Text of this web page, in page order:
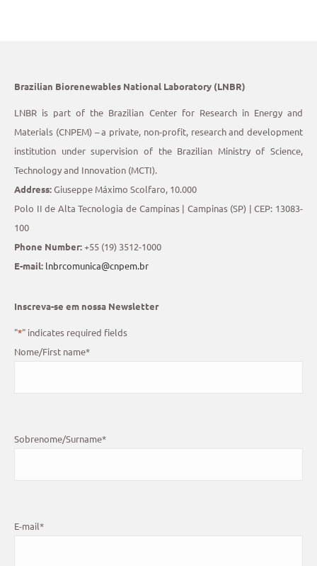
Brazilian Biorenewables National Laboratory (LNBR)
LNBR is part of the Brazilian Center for Research in Energy and
Materials (CNPEM) – a private, non-profit, research and development
institution under supervision of the Brazilian Ministry of Science,
Technology and Innovation (MCTI).
Address:Giuseppe Máximo Scolfaro, 10.000
Polo II de Alta Tecnologia de Campinas | Campinas (SP) | CEP: 13083-
100
Phone Number:+55 (19) 3512-1000
E-mail: lnbrcomunica@cnpem.br
Inscreva-se em nossa Newsletter
"*" indicates required fields
Nome/First name*
Sobrenome/Surname*
E-mail*